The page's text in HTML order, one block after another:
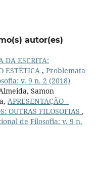
autor(es)
DA ESCRITA:
ESTÉTICA , Problemata
v. 9 n. 2 (2018)
Samon
APRESENTAÇÃO –
OUTRAS FILOSOFIAS ,
de Filosofia: v. 9 n.